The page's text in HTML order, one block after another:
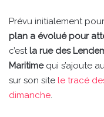
Prévu initialement
plan a évolué pour
c’est la rue des
Maritimequi s’ajoute
sur son site le tracé
dimanche.